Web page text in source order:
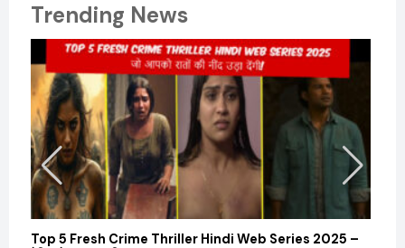
Trending News
Top 5 Fresh Crime Thriller Hindi Web Series 2025 –